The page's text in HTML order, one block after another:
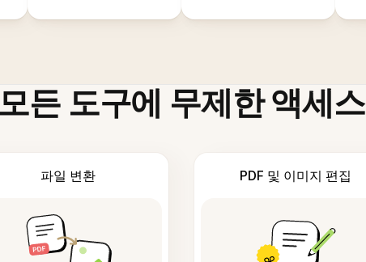
든 도구에 무제한 액세스
파일 변환 PDF 및 이미지 편집